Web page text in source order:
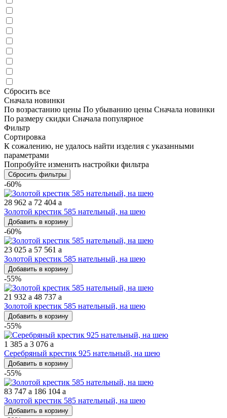
Сбросить все
Сначала новинки
По возрастанию цены По убыванию цены Сначала новинки
По размеру скидки Сначала популярное
Фильтр
Сортировка
К сожалению, не удалось найти изделия с указанными
параметрами
Попробуйте изменить настройки фильтра
Сбросить фильтры
-60%
28 962 a 72 404 a
Золотой крестик 585 нательный, на шею
Добавить в корзину
-60%
23 025 a 57 561 a
Золотой крестик 585 нательный, на шею
Добавить в корзину
-55%
21 932 a 48 737 a
Золотой крестик 585 нательный, на шею
Добавить в корзину
-55%
1 385 a 3 076 a
Серебряный крестик 925 нательный, на шею
Добавить в корзину
-55%
83 747 a 186 104 a
Золотой крестик 585 нательный, на шею
Добавить в корзину